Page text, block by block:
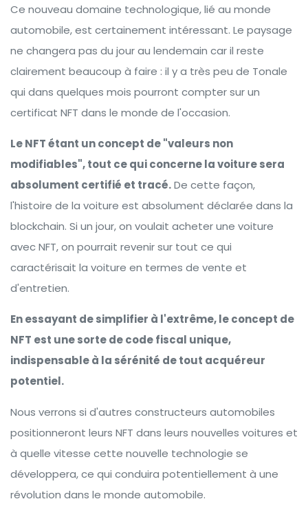
Ce nouveau domaine technologique, lié au monde
automobile, est certainement intéressant. Le paysage
ne changera pas du jour au lendemain car il reste
clairement beaucoup à faire : il y a très peu de Tonale
qui dans quelques mois pourront compter sur un
certificat NFT dans le monde de l'occasion.
Le NFT étant un concept de "valeurs non
modifiables", tout ce qui concerne la voiture sera
absolument certifié et tracé.De cette façon,
l'histoire de la voiture est absolument déclarée dans la
blockchain. Si un jour, on voulait acheter une voiture
avec NFT, on pourrait revenir sur tout ce qui
caractérisait la voiture en termes de vente et
d'entretien.
En essayant de simplifier à l'extrême, le concept de
NFT est une sorte de code fiscal unique,
indispensable à la sérénité de tout acquéreur
potentiel.
Nous verrons si d'autres constructeurs automobiles
positionneront leurs NFT dans leurs nouvelles voitures et
à quelle vitesse cette nouvelle technologie se
développera, ce qui conduira potentiellement à une
révolution dans le monde automobile.